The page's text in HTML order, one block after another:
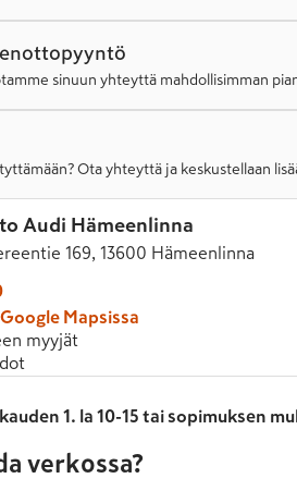
sinuun yhteyttä mahdollisimman
Ota yhteyttä ja keskustellaan
Audi Hämeenlinna
169, 13600 Hämeenlinna
Mapsissa
myyjät
1. la 10-15 tai sopimuksen
verkossa?